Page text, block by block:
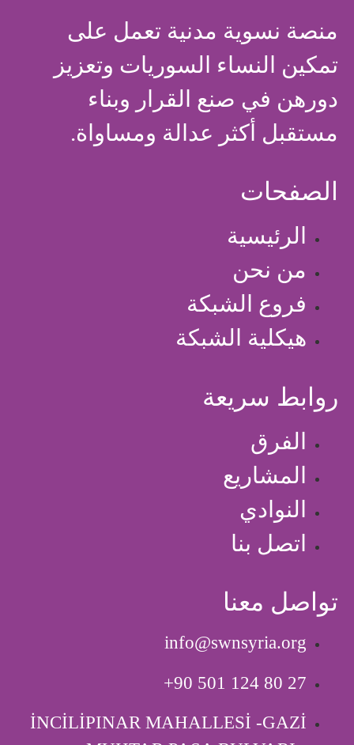
منصة نسوية مدنية تعمل على
تمكين النساء السوريات وتعزيز
دورهن في صنع القرار وبناء
مستقبل أكثر عدالة ومساواة.
الصفحات
الرئيسية
من نحن
فروع الشبكة
هيكلية الشبكة
روابط سريعة
الفرق
المشاريع
النوادي
اتصل بنا
تواصل معنا
info@swnsyria.org
‎+90 501 124 80 27
İNCİLİPINAR MAHALLESİ -GAZİ